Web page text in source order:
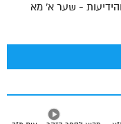
- שער א' מא